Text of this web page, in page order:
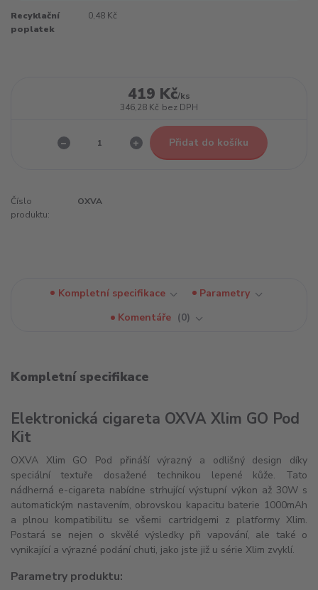
Recyklační
poplatek
0,48 Kč
419 Kč/ks
346,28 Kč bez DPH
Přidat do košíku
Číslo
produktu:
OXVA
Kompletní specifikace
Parametry
Komentáře
0
Kompletní specifikace
Elektronická cigareta OXVA Xlim GO Pod
Kit
OXVA Xlim GO Pod přináší výrazný a odlišný design díky
speciální textuře dosažené technikou lepené kůže. Tato
nádherná e-cigareta nabídne strhující výstupní výkon až 30W s
automatickým nastavením, obrovskou kapacitu baterie 1000mAh
a plnou kompatibilitu se všemi cartridgemi z platformy Xlim.
Postará se nejen o skvělé výsledky při vapování, ale také o
vynikající a výrazné podání chuti, jako jste již u série Xlim zvyklí.
Parametry produktu: